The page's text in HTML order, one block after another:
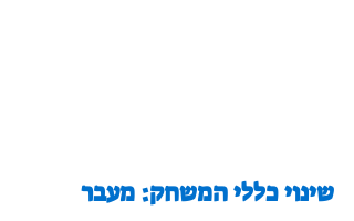
שינוי כללי המשחק: מעבר